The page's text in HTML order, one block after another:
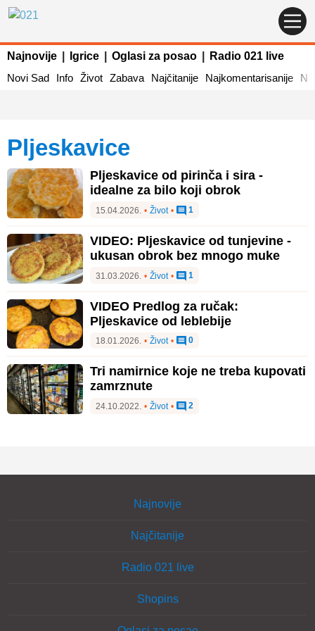
Najnovije Igrice Oglasi za posao
Radio 021 live
Novi Sad
Info Život Zabava Najčitanije Najkomentarisanije
pljeskavice
Pljeskavice od pirinča i sira -
idealne za bilo koji obrok
15.04.2026. • Život • 1
VIDEO: Pljeskavice od tunjevine -
ukusan obrok bez mnogo muke
31.03.2026. • Život • 1
VIDEO Predlog za ručak:
Pljeskavice od leblebije
18.01.2026. • Život • 0
Tri namirnice koje ne treba kupovati
zamrznute
24.10.2022. • Život • 2
Najnovije
Najčitanije
Radio 021 live
Shopins